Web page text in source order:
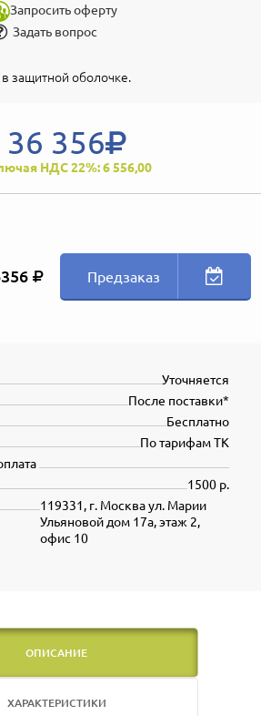
Запросить оферту
Задать вопрос
защитной оболочке.
36 356
НДС 22%: 6 556,00
Предзаказ
Уточняется
После поставки*
Бесплатно
По тарифам ТК
1500 р.
119331, г. Москва ул. Марии
Ульяновой дом 17а, этаж 2,
офис 10
ОПИСАНИЕ
ХАРАКТЕРИСТИКИ